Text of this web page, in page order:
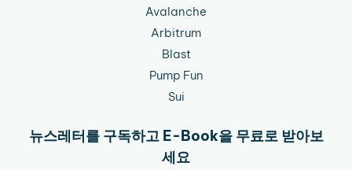
Avalanche
Arbitrum
Blast
Pump Fun
Sui
뉴스레터를 구독하고 E-Book을 무료로 받아보
세요